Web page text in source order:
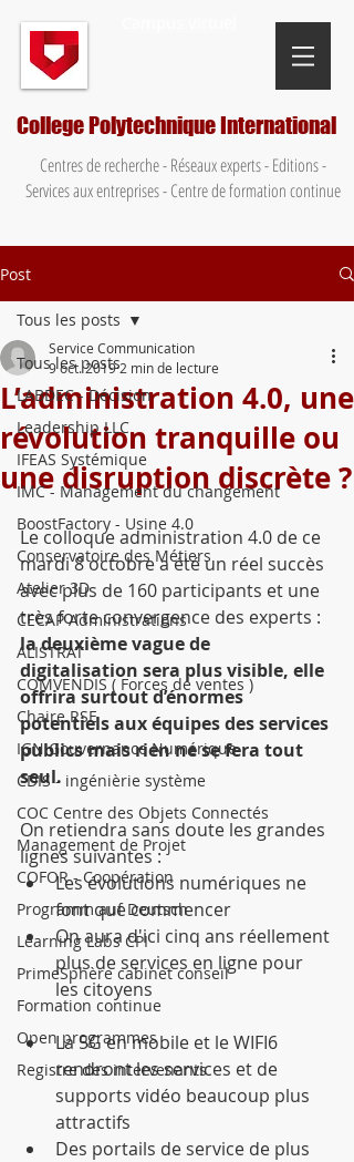
College Polytechnique International
Centres de recherche - Réseaux experts - Editions -
Services aux entreprises - Centre de formation continue
Post
Tous les posts
LABDEC - Décision
Leadership LLC
IFEAS Systémique
IMC - Management du changement
BoostFactory - Usine 4.0
Conservatoire des Métiers
Atelier 3D
CECAP Administrations
ALISTRAT
COMVENDIS ( Forces de ventes )
Chaire RSE
IGN Gouvernance Numérique
CDIS - ingénièrie système
COC Centre des Objets Connectés
Management de Projet
COFOR - Coopération
Programm auf Deutsch
Learning Labs CPI
PrimeSphère cabinet conseil
Formation continue
Open programmes
Registre des intervenants
Tous les posts
L’administration 4.0, une
révolution tranquille ou
une disruption discrète ?
Service Communication
9 oct. 2019 2 min de lecture
Le colloque administration 4.0 de ce
mardi 8 octobre a été un réel succès
avec plus de 160 participants et une
très forte convergence des experts :
la deuxième vague de
digitalisation sera plus visible, elle
offrira surtout d’énormes
potentiels aux équipes des services
publics mais rien ne se fera tout
seul.
On retiendra sans doute les grandes
lignes suivantes :
Les évolutions numériques ne
font que commencer
On aura d'ici cinq ans réellement
plus de services en ligne pour
les citoyens
La 5G en mobile et le WIFI6
rendront les services et de
supports vidéo beaucoup plus
attractifs
Des portails de service de plus